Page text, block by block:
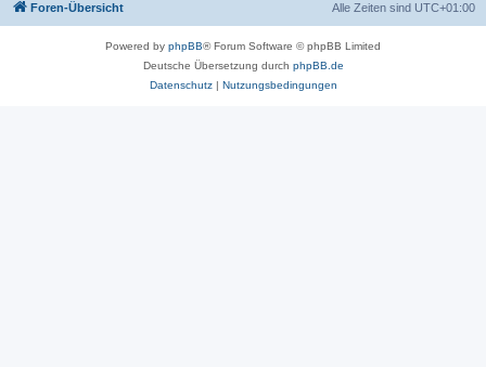
Foren-Übersicht Alle Zeiten sind UTC+01:00
Powered by phpBB® Forum Software © phpBB Limited
Deutsche Übersetzung durch phpBB.de
Datenschutz| Nutzungsbedingungen